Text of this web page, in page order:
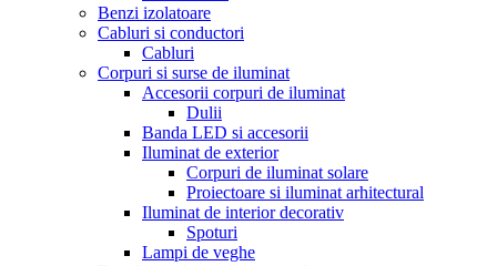
Benzi izolatoare
Cabluri si conductori
Cabluri
Corpuri si surse de iluminat
Accesorii corpuri de iluminat
Dulii
Banda LED si accesorii
Iluminat de exterior
Corpuri de iluminat solare
Proiectoare si iluminat arhitectural
Iluminat de interior decorativ
Spoturi
Lampi de veghe